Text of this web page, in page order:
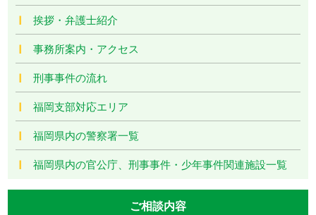
挨拶・弁護士紹介
事務所案内・アクセス
刑事事件の流れ
福岡支部対応エリア
福岡県内の警察署一覧
福岡県内の官公庁、刑事事件・少年事件関連施設一覧
ご相談内容